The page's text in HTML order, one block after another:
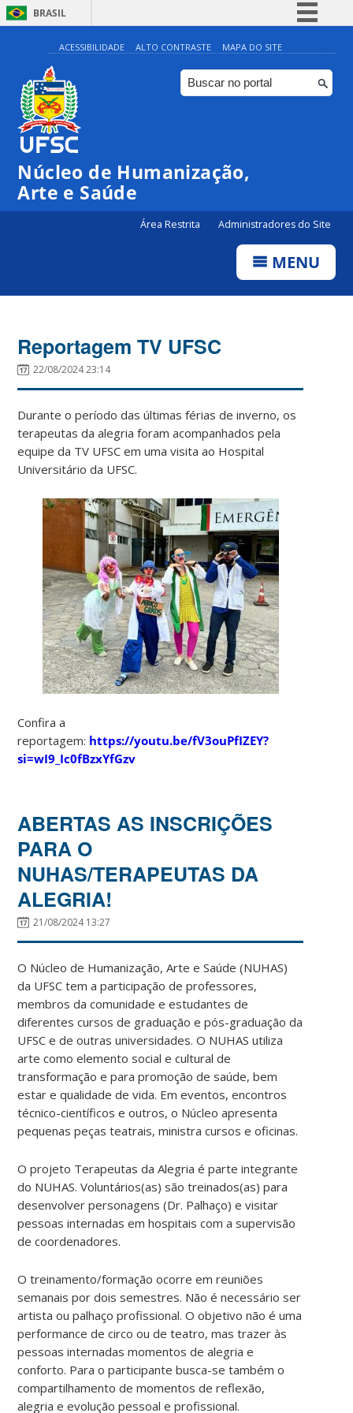
BRASIL
Simplifique!
Comunica BR
Participe
Canais
ACESSIBILIDADE ALTO CONTRASTE MAPA DO SITE
Núcleo de Humanização,
Arte e Saúde
Área Restrita Administradores do Site
MENU
Reportagem TV UFSC
22/08/2024 23:14
Durante o período das últimas férias de inverno, os
terapeutas da alegria foram acompanhados pela
equipe da TV UFSC em uma visita ao Hospital
Universitário da UFSC.
Confira a
reportagem: https://youtu.be/fV3ouPfIZEY?
si=wI9_Ic0fBzxYfGzv
ABERTAS AS INSCRIÇÕES
PARA O
NUHAS/TERAPEUTAS DA
ALEGRIA!
21/08/2024 13:27
O Núcleo de Humanização, Arte e Saúde (NUHAS)
da UFSC tem a participação de professores,
membros da comunidade e estudantes de
diferentes cursos de graduação e pós-graduação da
UFSC e de outras universidades. O NUHAS utiliza
arte como elemento social e cultural de
transformação e para promoção de saúde, bem
estar e qualidade de vida. Em eventos, encontros
técnico-científicos e outros, o Núcleo apresenta
pequenas peças teatrais, ministra cursos e oficinas.
O projeto Terapeutas da Alegria é parte integrante
do NUHAS. Voluntários(as) são treinados(as) para
desenvolver personagens (Dr. Palhaço) e visitar
pessoas internadas em hospitais com a supervisão
de coordenadores.
O treinamento/formação ocorre em reuniões
semanais por dois semestres. Não é necessário ser
artista ou palhaço profissional. O objetivo não é uma
performance de circo ou de teatro, mas trazer às
pessoas internadas momentos de alegria e
conforto. Para o participante busca-se também o
compartilhamento de momentos de reflexão,
alegria e evolução pessoal e profissional.